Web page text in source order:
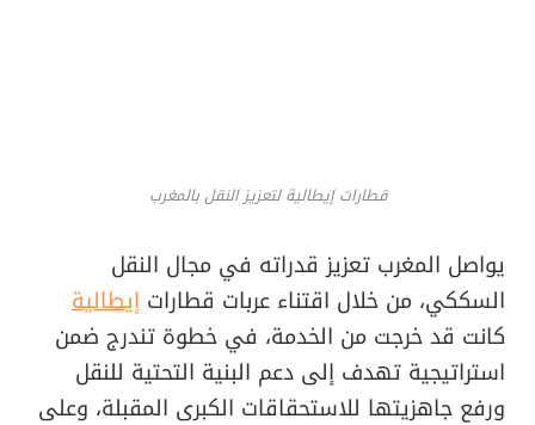
قطارات إيطالية لتعزيز النقل بالمغرب
يواصل المغرب تعزيز قدراته في مجال النقل
السككي، من خلال اقتناء عربات قطارات إيطالية
كانت قد خرجت من الخدمة، في خطوة تندرج ضمن
استراتيجية تهدف إلى دعم البنية التحتية للنقل
ورفع جاهزيتها للاستحقاقات الكبرى المقبلة، وعلى